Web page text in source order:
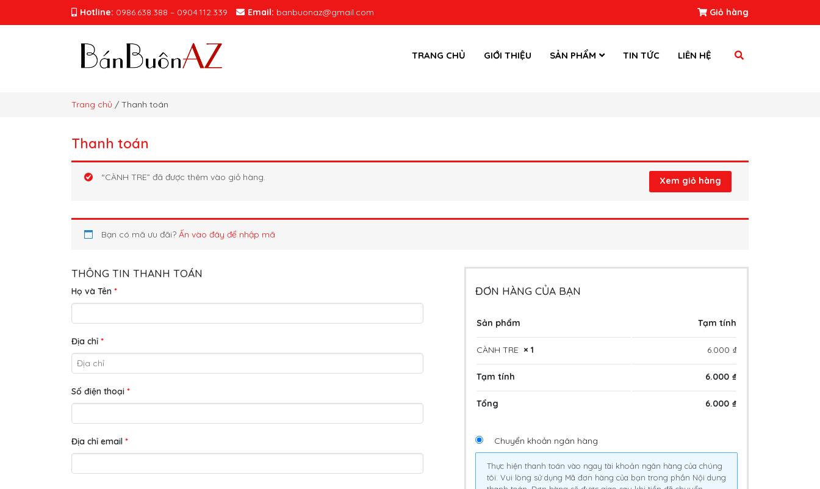
Hotline: 0986.638.388 – 0904.112.339 Email: banbuonaz@gmail.com Giỏ hàng
TRANG CHỦ GIỚI THIỆU SẢN PHẨM TIN TỨC LIÊN HỆ
Trang chủ / Thanh toán
Thanh toán
Xem giỏ hàng
“CÀNH TRE” đã được thêm vào giỏ hàng.
Bạn có mã ưu đãi? Ấn vào đây để nhập mã
THÔNG TIN THANH TOÁN
Họ và Tên *
Địa chỉ *
Số điện thoại *
Địa chỉ email *
ĐƠN HÀNG CỦA BẠN
Sản phẩm Tạm tính
CÀNH TRE × 1 6.000 ₫
Tạm tính 6.000 ₫
Tổng 6.000 ₫
Chuyển khoản ngân hàng
Thực hiện thanh toán vào ngay tài khoản ngân hàng của chúng
tôi. Vui lòng sử dụng Mã đơn hàng của bạn trong phần Nội dung